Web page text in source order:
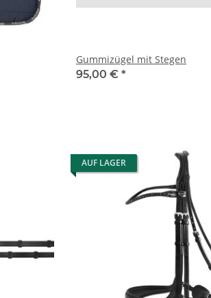
Gummizügel mit Stegen
95,00 € *
AUF LAGER